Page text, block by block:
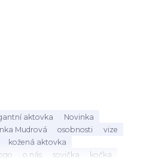
aktovka
Novinka
Mudrová osobnosti
vize
kožená aktovka
o nás sovička
kočka